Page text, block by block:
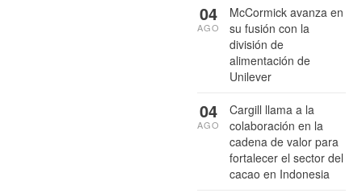
McCormick avanza en
su fusión con la
división de
alimentación de
Unilever
04
AGO
Cargill llama a la
colaboración en la
cadena de valor para
fortalecer el sector del
cacao en Indonesia
04
AGO